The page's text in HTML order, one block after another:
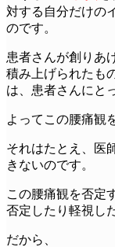
対する自分だけの
のです。
患者さんが創りあ
積み上げられたも
は、患者さんにと
よってこの腰痛観
それはたとえ、医
きないのです。
この腰痛観を否定
否定したり軽視し
だから、